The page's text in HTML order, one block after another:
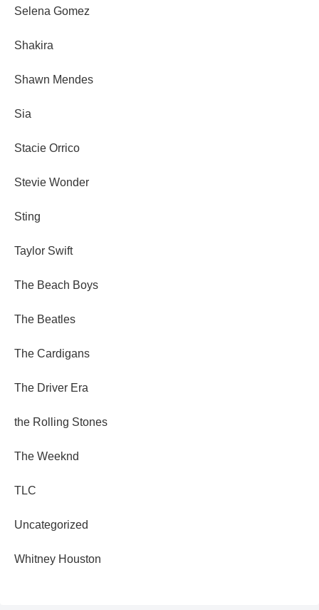
Selena Gomez
Shakira
Shawn Mendes
Sia
Stacie Orrico
Stevie Wonder
Sting
Taylor Swift
The Beach Boys
The Beatles
The Cardigans
The Driver Era
the Rolling Stones
The Weeknd
TLC
Uncategorized
Whitney Houston